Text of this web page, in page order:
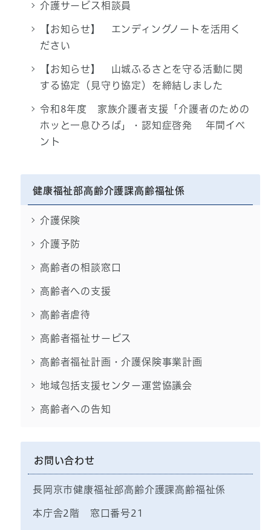
介護サービス相談員
【お知らせ】 エンディングノートを活用く
ださい
【お知らせ】 山城ふるさとを守る活動に関
する協定（見守り協定）を締結しました
令和8年度 家族介護者支援「介護者のための
ホッと一息ひろば」・認知症啓発 年間イベ
ント
健康福祉部高齢介護課高齢福祉係
介護保険
介護予防
高齢者の相談窓口
高齢者への支援
高齢者虐待
高齢者福祉サービス
高齢者福祉計画・介護保険事業計画
地域包括支援センター運営協議会
高齢者への告知
お問い合わせ
長岡京市健康福祉部高齢介護課高齢福祉係
本庁舎2階 窓口番号21